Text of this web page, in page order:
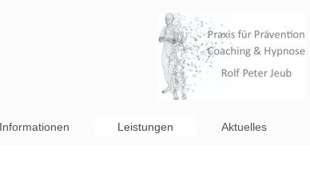
Leistungen Aktuelles